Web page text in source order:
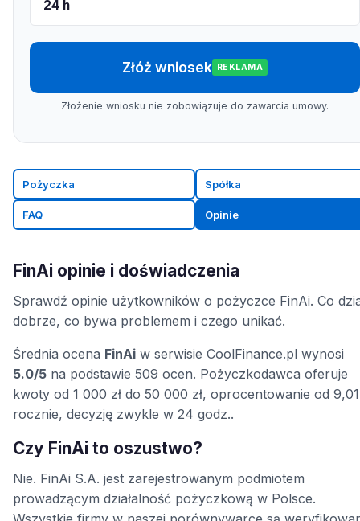
24 h
Złóż wniosek REKLAMA
Złożenie wniosku nie zobowiązuje do zawarcia umowy.
Pożyczka Spółka
FAQ Opinie
FinAi opinie i doświadczenia
Sprawdź opinie użytkowników o pożyczce FinAi. Co
dobrze, co bywa problemem i czego unikać.
Średnia ocena FinAi w serwisie CoolFinance.pl wynosi
5.0/5 na podstawie 509 ocen. Pożyczkodawca oferuje
kwoty od 1 000 zł do 50 000 zł, oprocentowanie od
rocznie, decyzję zwykle w 24 godz..
Czy FinAi to oszustwo?
Nie. FinAi S.A. jest zarejestrowanym podmiotem
prowadzącym działalność pożyczkową w Polsce.